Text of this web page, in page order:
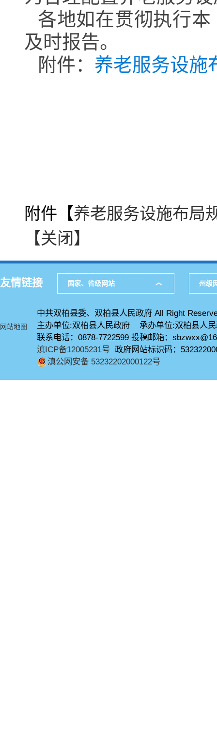
各地如在贯彻执行
及时报告。
附件： 养老服务设施
附件【养老服务设施布局
【关闭】
友情链接 国家、省级网站 州级
网站地图
中共双柏县委、双柏县人民政府 All Right
主办单位:双柏县人民政府 承办单位:双柏县人
联系电话：0878-7722599 投稿邮箱：
滇ICP备12005231号 政府网站标识码：
滇公网安备 53232202000122号